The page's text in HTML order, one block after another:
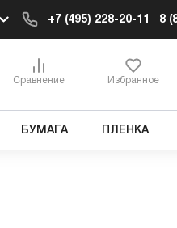
+7 (495) 228-20-11 8
Сравнение Избранное
БУМАГА ПЛЕНКА